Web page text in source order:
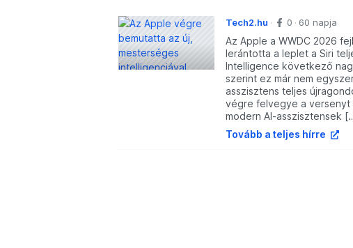
Tech2.hu 0 60 napja
Az Apple a WWDC 2026
lerántotta a leplet a Siri
Intelligence következő
szerint ez már nem
asszisztens teljes
végre felvegye a versenyt
modern AI-asszisztensek
Tovább a teljes hírre